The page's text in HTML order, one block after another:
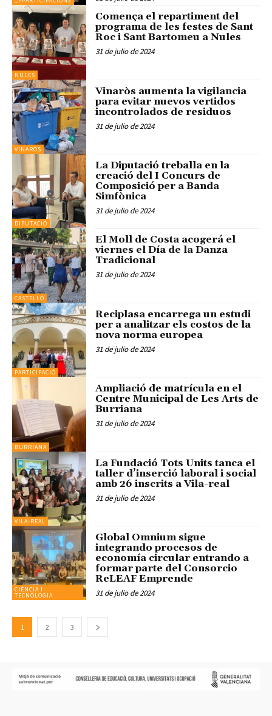
NULES
Comença el repartiment del
programa de les festes de Sant
Roc i Sant Bartomeu a Nules
31 de julio de 2024
VINARÒS
Vinaròs aumenta la vigilancia
para evitar nuevos vertidos
incontrolados de residuos
31 de julio de 2024
DIPUTACIÓ
La Diputació treballa en la
creació del I Concurs de
Composició per a Banda
Simfònica
31 de julio de 2024
CASTELLÓ
El Moll de Costa acogerá el
viernes el Día de la Danza
Tradicional
31 de julio de 2024
PARTICIPACIÓ
Reciplasa encarrega un estudi
per a analitzar els costos de la
nova norma europea
31 de julio de 2024
BURRIANA
Ampliació de matrícula en el
Centre Municipal de Les Arts de
Burriana
31 de julio de 2024
VILA-REAL
La Fundació Tots Units tanca el
taller d’inserció laboral i social
amb 26 inscrits a Vila-real
31 de julio de 2024
CIÈNCIA I
TECNOLOGIA
Global Omnium sigue
integrando procesos de
economía circular entrando a
formar parte del Consorcio
ReLEAF Emprende
31 de julio de 2024
1 2 3